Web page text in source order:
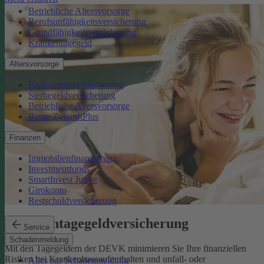
Betriebliche Altersvorsorge
Berufsunfähigkeitsversicherung
Grundfähigkeitsversicherung
Krankentagegeld
Altersvorsorge
Risikolebensversicherung
Sterbegeldversicherung
Betriebliche Altersvorsorge
Rente ZukunftPlus
Finanzen
Immobilienfinanzierung
Investmentfonds
SmartInvest Junior
Girokonto
Restschuldversicherung
Service
Schadenmeldung
Alles zur Schadenmeldung
Krankentagegeldversicherung
Mit den Tagegeldern der DEVK minimieren Sie Ihre finanziellen
Risiken bei Krankenhausaufenthalten und unfall- oder